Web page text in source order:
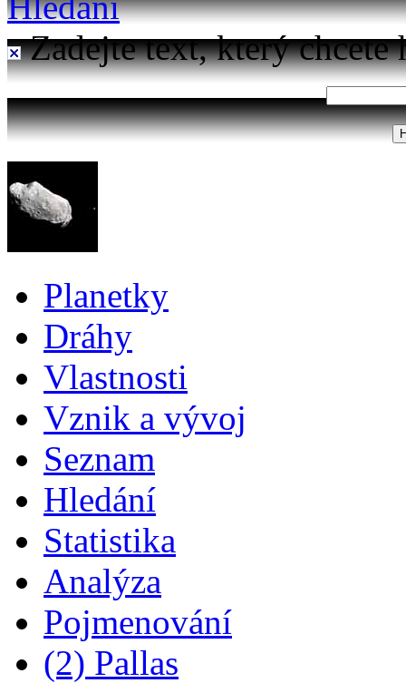
Zadejte text, který chcete
Planetky
Dráhy
Vlastnosti
Vznik a vývoj
Seznam
Hledání
Statistika
Analýza
Pojmenování
(2) Pallas